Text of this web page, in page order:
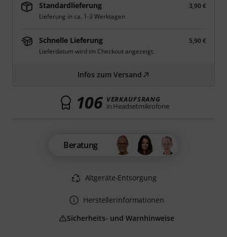
Standardlieferung
3,90 €
Lieferung in ca. 1-3 Werktagen
Schnelle Lieferung
5,90 €
Lieferdatum wird im Checkout angezeigt.
Infos zum Versand
106 VERKAUFSRANG
in Headsetmikrofone
Beratung
Altgeräte-Entsorgung
Herstellerinformationen
Sicherheits- und Warnhinweise